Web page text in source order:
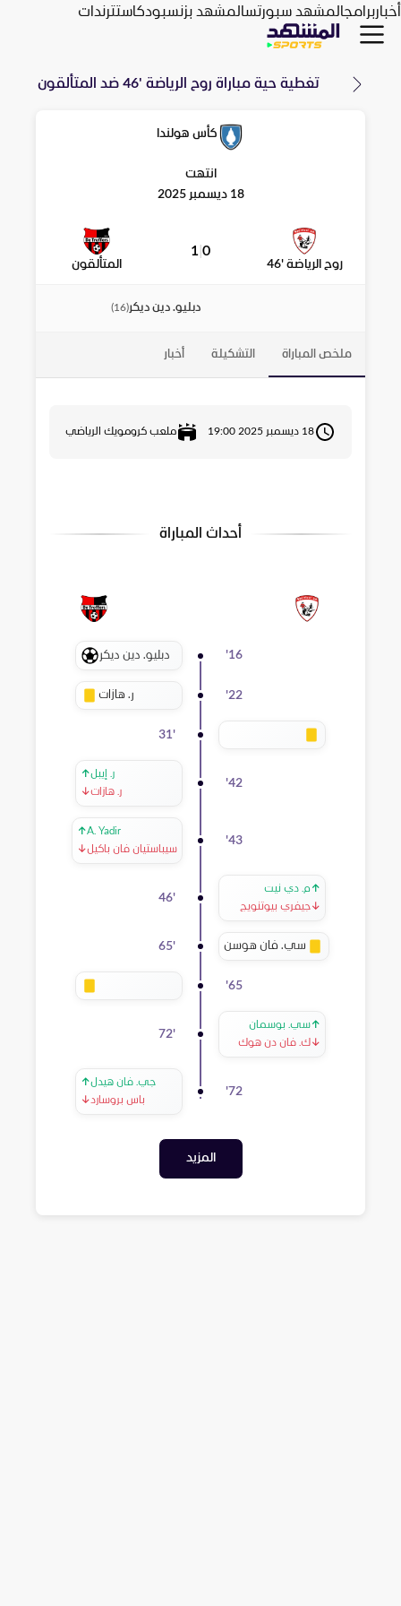
أخباربرامجالمشهد سبورتسالمشهد بزنسبودكاستترندات
تغطية حية مباراة روح الرياضة '46 ضد المتألقون
كأس هولندا
انتهت
18 ديسمبر 2025
روح الرياضة '46
0
1
المتألقون
دبليو. دين ديكر(
16
)
ملخص المباراة التشكيلة أخبار
18 ديسمبر 2025 19:00 ملعب كرومويك الرياضي
أحداث المباراة
16
' دبليو. دين ديكر
22
' ر. هازات
31'
42
'
↑ر. إيبل
↓ر. هازات
43
'
↑A. Yadir
↓سيباستيان فان باكيل
↑م. دي نيت
↓جيفري بيوتنويج
46'
سي. فان هوسن 65'
65
'
↑سي. بوسمان
↓ك. فان دن هوك
72'
72
'
↑جي. فان هيدل
↓باس بروسارد
المزيد